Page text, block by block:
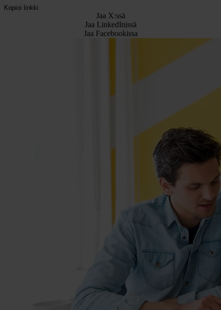
Kopioi linkki
Jaa X:ssä
Jaa LinkedInissä
Jaa Facebookissa